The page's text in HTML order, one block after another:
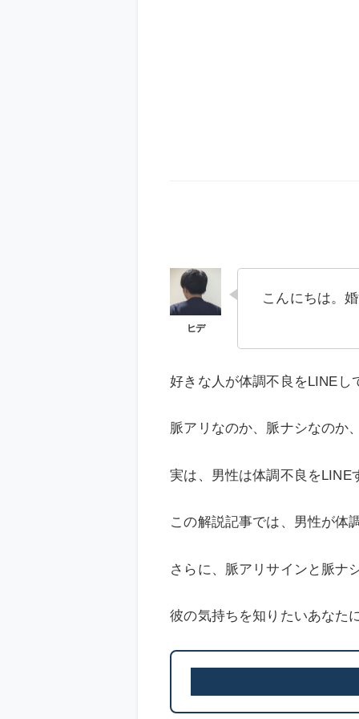
こんにちは。
好きな人が体調不良をLINE
脈アリなのか、脈ナシなのか
実は、男性は体調不良をLINE
この解説記事では、男性が体
さらに、脈アリサインと脈ナ
彼の気持ちを知りたいあなた